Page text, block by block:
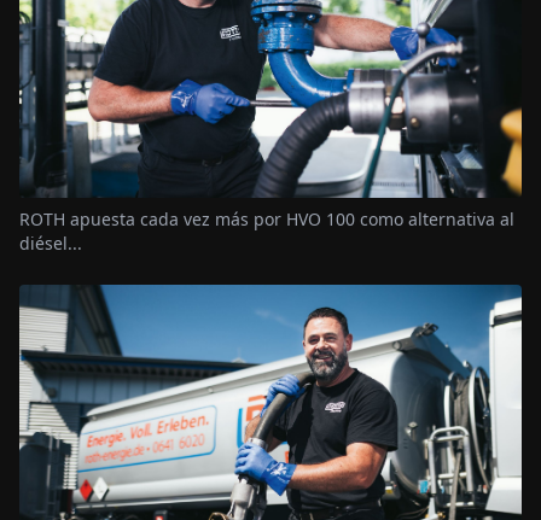
ROTH apuesta cada vez más por HVO 100 como alternativa al
diésel...